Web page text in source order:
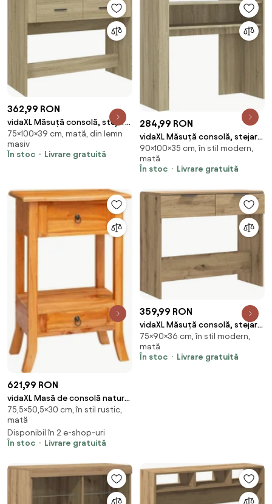
362,99 RON
vidaXL Măsuță consolă, stejar
sonoma, 100x39x75 cm, lemn
prelucrat
75×100×39 cm, mată, din lemn
masiv
În stoc
Livrare gratuită
284,99 RON
vidaXL Măsuță consolă, stejar
sonoma, 100x35x90 cm, lemn
prelucrat
90×100×35 cm, în stil modern,
mată
În stoc
Livrare gratuită
621,99 RON
vidaXL Masă de consolă natural
50,5 x 30 x 75,5 cm Lemn masiv
de mahon
75,5×50,5×30 cm, în stil rustic,
mată
Disponibil în 2 e-shop-uri
În stoc
Livrare gratuită
359,99 RON
vidaXL Măsuță consolă, stejar
artizanal,90x36x75 cm, lemn
prelucrat
75×90×36 cm, în stil modern,
mată
În stoc
Livrare gratuită